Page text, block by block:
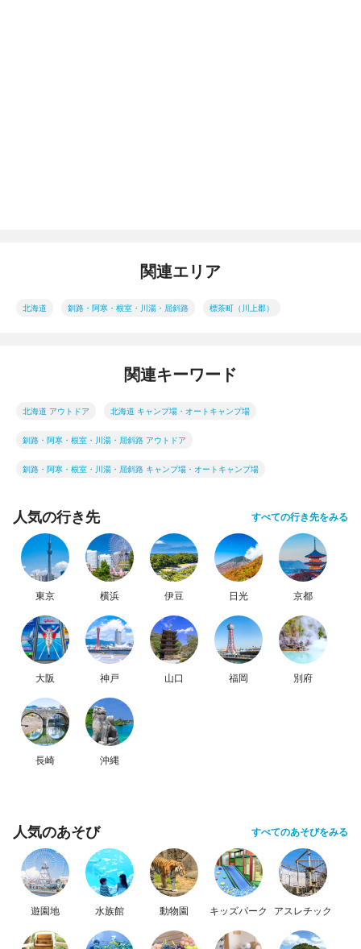
関連エリア
北海道 釧路・阿寒・根室・川湯・屈斜路 標茶町（川上郡）
関連キーワード
北海道 アウトドア 北海道 キャンプ場・オートキャンプ場
釧路・阿寒・根室・川湯・屈斜路 アウトドア
釧路・阿寒・根室・川湯・屈斜路 キャンプ場・オートキャンプ場
人気の行き先 すべての行き先をみる
東京 横浜 伊豆 日光 京都
大阪 神戸 山口 福岡 別府
長崎 沖縄
人気のあそび すべてのあそびをみる
遊園地 水族館 動物園 キッズパーク アスレチック